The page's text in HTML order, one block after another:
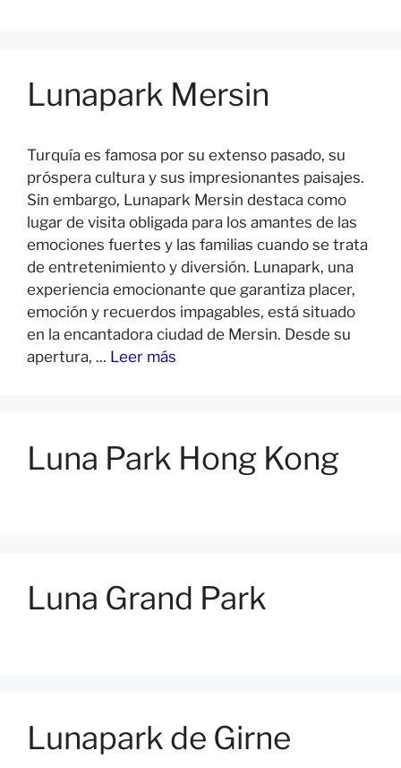
Lunapark Mersin
Turquía es famosa por su extenso pasado, su
próspera cultura y sus impresionantes paisajes.
Sin embargo, Lunapark Mersin destaca como
lugar de visita obligada para los amantes de las
emociones fuertes y las familias cuando se trata
de entretenimiento y diversión. Lunapark, una
experiencia emocionante que garantiza placer,
emoción y recuerdos impagables, está situado
en la encantadora ciudad de Mersin. Desde su
apertura, ... Leer más
Luna Park Hong Kong
Luna Grand Park
Lunapark de Girne